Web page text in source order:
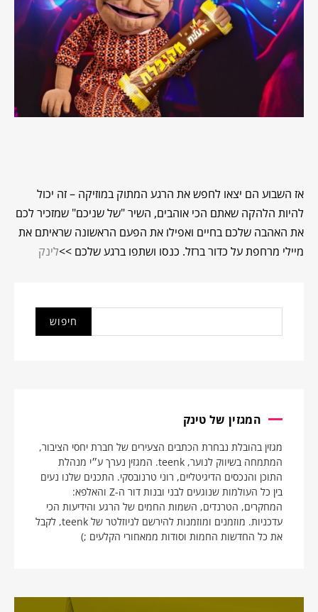
אז השבוע הם יצאו לחפש את הרגע המתוק במוזיקה – זה יכול
להיות הלהקה שאתם הכי אוהבים, השיר "של שניכם" שמזכיר לכם
את האהבה שלכם בחיים ואפילו את הפעם הראשונה שראיתם את
מיילי מרחפת על כדור ברזל. כנסו ושתפו ברגע שלכם >>לינק
המגזין של טינק
מגזין בהובלת נבחרת הכתבים הצעירים של חברת יחסי הציבור,
המתמחה בשיווק לנוער, teenk. המגזין נערך ע״י מנהלת
התוכן והנכסים הדיגיטליים, רוני טרנובסקי. התכנים שלנו נעים
בין כל העולמות שנוגעים לבני ובנות דור ה-Z והאלפא:
המחקרים, הטרנדים, השמות החמים של הרגע והידיעות הכי
עדכניות. מוזמנים ומוזמנות להירשם לניוזלטר של teenk, לקבל
את כל החדשות החמות וסודות ממאחורי הקלעים ;)